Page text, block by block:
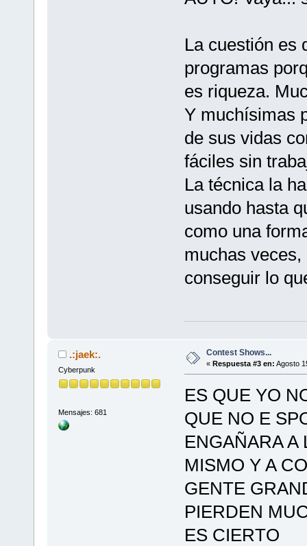
La cuestión es
programas
es riqueza.
Y muchísimas
de sus vidas
fáciles sin
La técnica la
usando hasta
como una
muchas
conseguir lo
.:jaek:.
Cyberpunk
Mensajes: 681
Contest Shows...
« Respuesta #3 en: Agosto
ES QUE YO
QUE NO E
ENGAÑARA A
MISMO Y A
GENTE
PIERDEN
ES CIERTO